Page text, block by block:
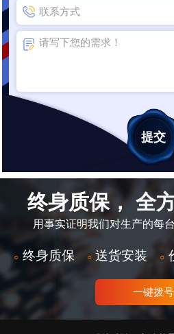
终身质保， 全
用事实证明我们对生产的每
○ 终身质保 ○ 送货安装 ○
一键拨号